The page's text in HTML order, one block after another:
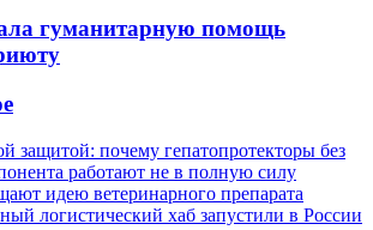
гуманитарную помощь
защитой: почему гепатопротекторы без
работают не в полную силу
идею ветеринарного препарата
логистический хаб запустили в России